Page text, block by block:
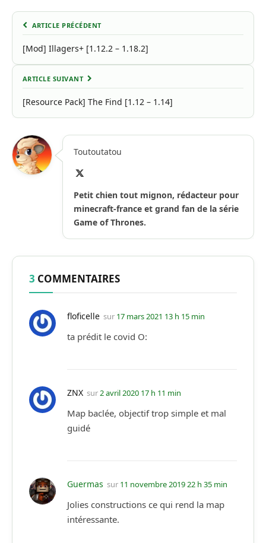
ARTICLE PRÉCÉDENT
[Mod] Illagers+ [1.12.2 – 1.18.2]
ARTICLE SUIVANT
[Resource Pack] The Find [1.12 – 1.14]
Toutoutatou
Petit chien tout mignon, rédacteur pour
minecraft-france et grand fan de la série
Game of Thrones.
3 COMMENTAIRES
floficelle sur 17 mars 2021 13 h 15 min
ta prédit le covid O:
ZNX sur2 avril 2020 17 h 11 min
Map baclée, objectif trop simple et mal
guidé
Guermas sur 11 novembre 2019 22 h 35 min
Jolies constructions ce qui rend la map
intéressante.